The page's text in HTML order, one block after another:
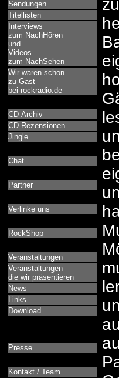
Sendungen
Titellisten
Interviews
zum NachHören
und
Videos
zum NachSehen
Wir waren schon
zu Gast
bei rockradio.de
CD-Archiv
CD-Rezensionen
Jingle
Chat
Partner
Verlinke uns
RockShop
Veranstaltungen
Veranstaltungen
die wir präsentieren
News
Links
Download
Presse
Kontakt / Team